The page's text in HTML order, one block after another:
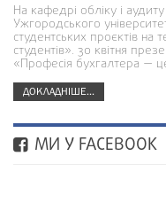
На кафедрі обліку і
Ужгородського
студентських проєктів
студентів». 30 квітня
«Професія бухгалтера —
ДОКЛАДНІШЕ...
МИ У FACEBOOK